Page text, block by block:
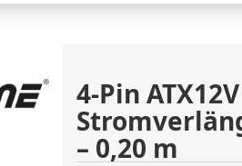
Passwort
Konto erstellen
Passwort vergessen?
4-Pin
– 0,20 m